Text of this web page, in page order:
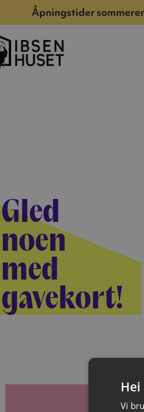
Åpningstider
Gled
noen
med
gavekort!
Hei
Vi